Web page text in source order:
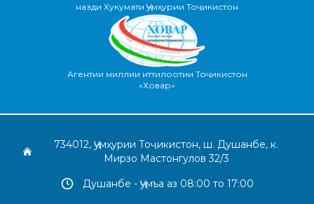
назди Хукумати Ҷумҳурии Тоҷикистон
Агентии миллии иттилоотии Тоҷикистон
«Ховар»
734012, Ҷумҳурии Тоҷикистон, ш. Душанбе, к.
Мирзо Мастонгулов 32/3
Душанбе - Ҷумъа аз 08:00 то 17:00